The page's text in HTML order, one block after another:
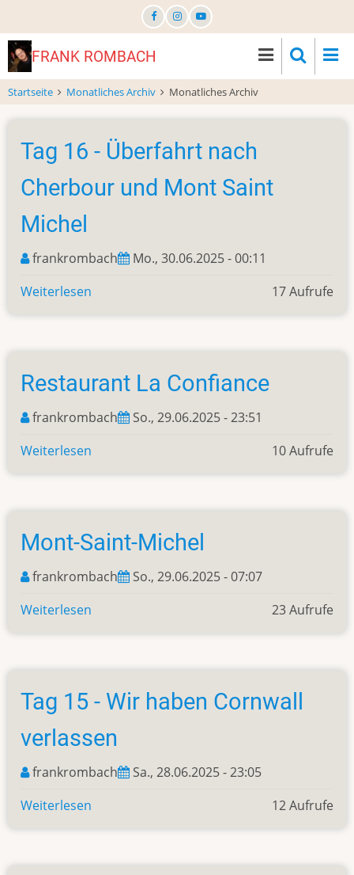
zum
InhaltFRANK ROMBACH
Startseite Monatliches Archiv Monatliches Archiv
Tag 16 - Überfahrt nach
Cherbour und Mont Saint
Michel
frankrombach
Mo., 30.06.2025 - 00:11
Weiterlesen
-
Überfahrt
nach
Cherbour
17 Aufrufe
Restaurant La Confiance
frankrombach
So., 29.06.2025 - 23:51
Weiterlesen
Confiance
10 Aufrufe
Mont-Saint-Michel
frankrombach
So., 29.06.2025 - 07:07
Weiterlesen
Michel
23 Aufrufe
Tag 15 - Wir haben Cornwall
verlassen
frankrombach
Sa., 28.06.2025 - 23:05
Weiterlesen
-
12 Aufrufe